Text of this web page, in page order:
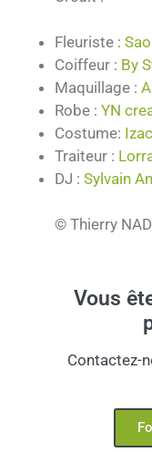
Fleuriste :
Coiffeur : By
Maquillage :
Robe : YN
Costume: Izac
Traiteur :
DJ : Sylvain
© Thierry
Vous
Contactez-